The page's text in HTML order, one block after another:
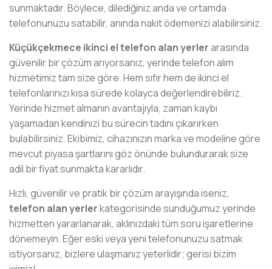
sunmaktadır. Böylece, dilediğiniz anda ve ortamda
telefonunuzu satabilir, anında nakit ödemenizi alabilirsiniz.
Küçükçekmece ikinci el telefon alan yerlerarasında
güvenilir bir çözüm arıyorsanız, yerinde telefon alım
hizmetimiz tam size göre. Hem sıfır hem de ikinci el
telefonlarınızı kısa sürede kolayca değerlendirebiliriz.
Yerinde hizmet almanın avantajıyla, zaman kaybı
yaşamadan kendinizi bu sürecin tadını çıkarırken
bulabilirsiniz. Ekibimiz, cihazınızın marka ve modeline göre
mevcut piyasa şartlarını göz önünde bulundurarak size
adil bir fiyat sunmakta kararlıdır.
Hızlı, güvenilir ve pratik bir çözüm arayışında iseniz,
telefon alan yerlerkategorisinde sunduğumuz yerinde
hizmetten yararlanarak, aklınızdaki tüm soru işaretlerine
dönemeyin. Eğer eski veya yeni telefonunuzu satmak
istiyorsanız, bizlere ulaşmanız yeterlidir; gerisi bizim